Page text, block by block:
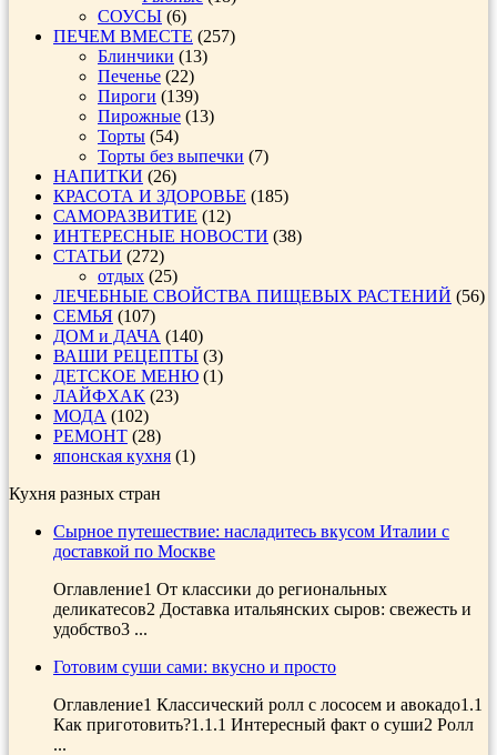
СОУСЫ (6)
ПЕЧЕМ ВМЕСТЕ (257)
Блинчики (13)
Печенье (22)
Пироги (139)
Пирожные (13)
Торты (54)
Торты без выпечки (7)
НАПИТКИ (26)
КРАСОТА И ЗДОРОВЬЕ (185)
САМОРАЗВИТИЕ (12)
ИНТЕРЕСНЫЕ НОВОСТИ (38)
СТАТЬИ (272)
отдых (25)
ЛЕЧЕБНЫЕ СВОЙСТВА ПИЩЕВЫХ РАСТЕНИЙ (56)
СЕМЬЯ (107)
ДОМ и ДАЧА (140)
ВАШИ РЕЦЕПТЫ (3)
ДЕТСКОЕ МЕНЮ (1)
ЛАЙФХАК (23)
МОДА (102)
РЕМОНТ (28)
японская кухня (1)
Кухня разных стран
Сырное путешествие: насладитесь вкусом Италии с
доставкой по Москве
Оглавление1 От классики до региональных
деликатесов2 Доставка итальянских сыров: свежесть и
удобство3 ...
Готовим суши сами: вкусно и просто
Оглавление1 Классический ролл с лососем и авокадо1.1
Как приготовить?1.1.1 Интересный факт о суши2 Ролл
...